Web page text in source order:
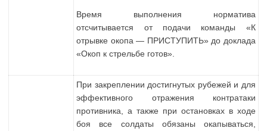
Время выполнения норматива
отсчитывается от подачи команды «К
отрывке окопа — ПРИСТУПИТЬ» до доклада
«Окоп к стрельбе готов».
При закреплении достигнутых рубежей и для
эффективного отражения контратаки
противника, а также при остановках в ходе
боя все солдаты обязаны окапываться,